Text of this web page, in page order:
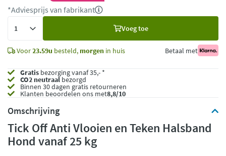
*Adviesprijs van fabrikant
Voeg toe
Voor23.59u besteld, morgen in huis Betaal met
Gratis bezorging vanaf 35,- *
CO2 neutraalbezorgd
Binnen 30 dagen gratis retourneren
Klanten beoordelen ons met8,8/10
Omschrijving
Tick Off Anti Vlooien en Teken Halsband
Hond vanaf 25 kg